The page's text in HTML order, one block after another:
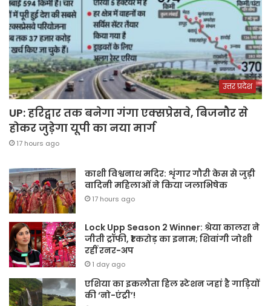
उत्तर प्रदेश
UP: हरिद्वार तक बनेगा गंगा एक्सप्रेसवे, बिजनौर से
होकर जुड़ेगा यूपी का नया मार्ग
17 hours ago
काशी विश्वनाथ मदिर: शृंगार गौरी केस से जुड़ी
वादिनी महिलाओं ने किया जलाभिषेक
17 hours ago
Lock Upp Season 2 Winner: श्रेया कालरा ने
जीती ट्रॉफी, ₹1 करोड़ का इनाम; शिवांगी जोशी
रहीं रनर-अप
1 day ago
एशिया का इकलौता हिल स्टेशन जहां है गाड़ियों
की ‘नो-एंट्री’!